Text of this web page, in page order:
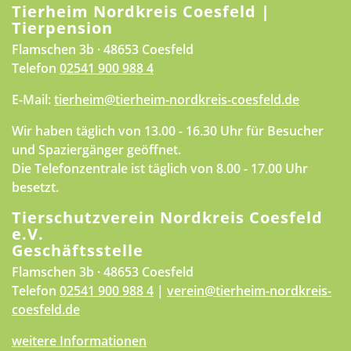
Tierheim Nordkreis Coesfeld |
Tierpension
Flamschen 3b · 48653 Coesfeld
Telefon 02541 900 988 4
E-Mail:tierheim@tierheim-nordkreis-coesfeld.de
Wir haben täglich von 13.00 - 16.30 Uhr für Besucher
und Spaziergänger geöffnet.
Die Telefonzentrale ist täglich von 8.00 - 17.00 Uhr
besetzt.
Tierschutzverein Nordkreis Coesfeld
e.V.
Geschäftsstelle
Flamschen 3b · 48653 Coesfeld
Telefon 02541 900 988 4 | verein@tierheim-nordkreis-
coesfeld.de
weitere Informationen